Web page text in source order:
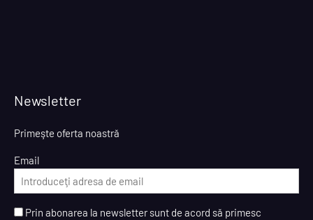
Newsletter
Primeşte oferta noastră
Email
Prin abonarea la newsletter sunt de acord să primesc